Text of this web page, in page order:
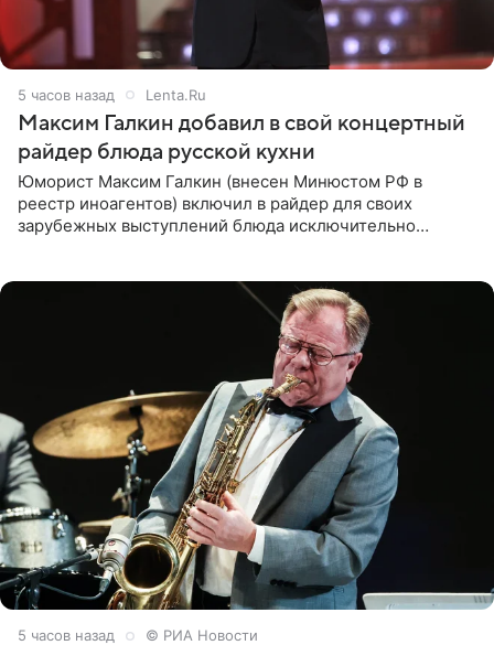
5 часов назад Lenta.Ru
Максим Галкин добавил в свой концертный
райдер блюда русской кухни
Юморист Максим Галкин (внесен Минюстом РФ в
реестр иноагентов) включил в райдер для своих
зарубежных выступлений блюда исключительно
5 часов назад © РИА Новости